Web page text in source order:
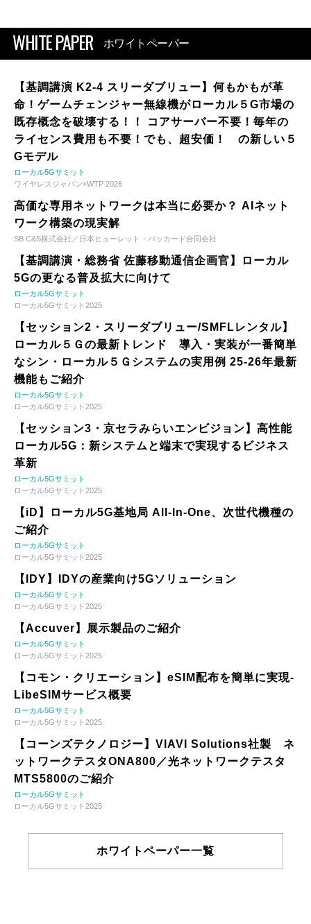
WHITE PAPER ホワイトペーパー
【基調講演 K2-4 スリーダブリュー】何もかもが革
命！ゲームチェンジャー無線機がローカル５G市場の
既存概念を破壊する！！ コアサーバー不要！毎年の
ライセンス費用も不要！でも、超安価！ の新しい５
Gモデル
ローカル5Gサミット
ワイヤレスジャパン×WTP 2026
高価な専用ネットワークは本当に必要か？ AIネット
ワーク構築の現実解
SB C&S株式会社／日本ヒューレット・パッカード合同会社
【基調講演・総務省 佐藤移動通信企画官】ローカル
5Gの更なる普及拡大に向けて
ローカル5Gサミット
ローカル5Gサミット2025
【セッション2・スリーダブリュー/SMFLレンタル】
ローカル５Ｇの最新トレンド 導入・実装が一番簡単
なシン・ローカル５Ｇシステムの実用例 25-26年最新
機能もご紹介
ローカル5Gサミット
ローカル5Gサミット2025
【セッション3・京セラみらいエンビジョン】高性能
ローカル5G：新システムと端末で実現するビジネス
革新
ローカル5Gサミット
ローカル5Gサミット2025
【iD】ローカル5G基地局 All-In-One、次世代機種の
ご紹介
ローカル5Gサミット
ローカル5Gサミット2025
【IDY】IDYの産業向け5Gソリューション
ローカル5Gサミット
ローカル5Gサミット2025
【Accuver】展示製品のご紹介
ローカル5Gサミット
ローカル5Gサミット2025
【コモン・クリエーション】eSIM配布を簡単に実現-
LibeSIMサービス概要
ローカル5Gサミット
ローカル5Gサミット2025
【コーンズテクノロジー】VIAVI Solutions社製 ネ
ットワークテスタONA800／光ネットワークテスタ
MTS5800のご紹介
ローカル5Gサミット
ローカル5Gサミット2025
ホワイトペーパー一覧